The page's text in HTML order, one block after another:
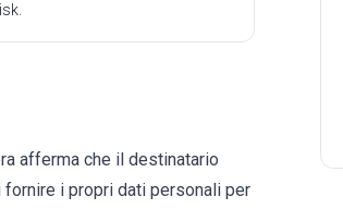
afferma che il destinatario
i propri dati personali per